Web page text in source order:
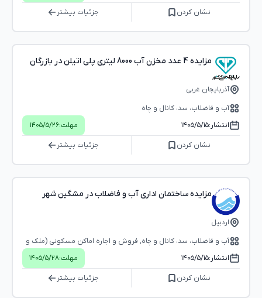
نشان کردن جزئیات بیشتر
مزایده 4 عدد مخزن آب 8000 لیتری پلی اتیلن در بازرگان
آذربایجان غربی
آب و فاضلاب، سد، کانال و چاه
انتشار:۱۴۰۵/۵/۱۵ مهلت:۱۴۰۵/۵/۲۶
نشان کردن جزئیات بیشتر
مزایده ساختمان اداری آب و فاضلاب در مشگین شهر
اردبیل
آب و فاضلاب، سد، کانال و چاه, فروش و اجاره اماکن مسکونی (ملک و
ساختمان), فروش و اجاره اماکن اداری-تجاری (بوفه، استخر و...)
انتشار:۱۴۰۵/۵/۱۵ مهلت:۱۴۰۵/۵/۲۸
نشان کردن جزئیات بیشتر